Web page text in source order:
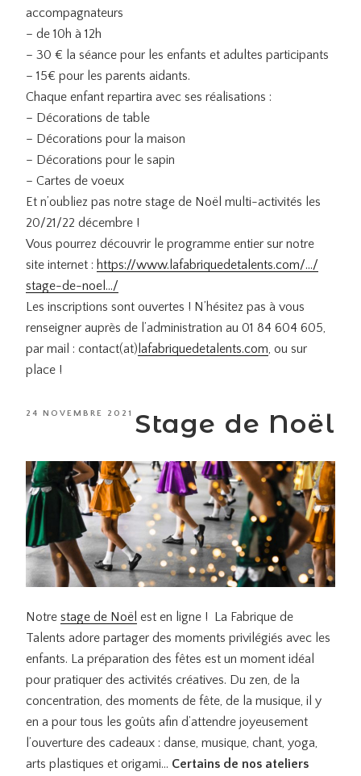
accompagnateurs
– de 10h à 12h
– 30 € la séance pour les enfants et adultes participants
– 15€ pour les parents aidants.
Chaque enfant repartira avec ses réalisations :
– Décorations de table
– Décorations pour la maison
– Décorations pour le sapin
– Cartes de voeux
Et n’oubliez pas notre stage de Noël multi-activités les
20/21/22 décembre !
Vous pourrez découvrir le programme entier sur notre
site internet : https://www. lafabriquedetalents.com/…/
stage-de-noel…/
Les inscriptions sont ouvertes ! N’hésitez pas à vous
renseigner auprès de l’administration au 01 84 604 605,
par mail : contact(at) lafabriquedetalents.com, ou sur
place !
PUBLIÉ
24 NOVEMBRE 2021 Stage de Noël
Notre stage de Noël est en ligne ! La Fabrique de
Talents adore partager des moments privilégiés avec les
enfants. La préparation des fêtes est un moment idéal
pour pratiquer des activités créatives. Du zen, de la
concentration, des moments de fête, de la musique, il y
en a pour tous les goûts afin d’attendre joyeusement
l’ouverture des cadeaux : danse, musique, chant, yoga,
arts plastiques et origami… Certains de nos ateliers